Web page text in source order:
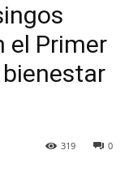
el Primer
0
319